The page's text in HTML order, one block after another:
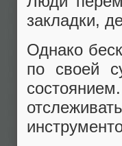
закладки,
Однако
по своей